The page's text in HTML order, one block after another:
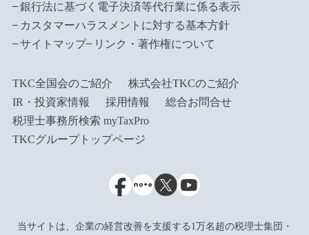
銀行法に基づく電子決済等代行業に係る表示
カスタマーハラスメントに対する基本方針
サイトマップ
リンク・著作権について
TKC全国会のご紹介
株式会社TKCのご紹介
IR・投資家情報
採用情報
総合お問合せ
税理士事務所検索 myTaxPro
TKCグループトップページ
当サイトは、企業の経営改善を支援する1万名超の税理士集団・